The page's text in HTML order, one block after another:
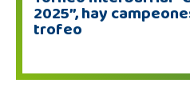
2025”, hay
trofeo